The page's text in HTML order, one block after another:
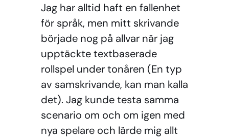
Jag har alltid haft en fallenhet
för språk, men mitt skrivande
började nog på allvar när jag
upptäckte textbaserade
rollspel under tonåren (En typ
av samskrivande, kan man kalla
det). Jag kunde testa samma
scenario om och om igen med
nya spelare och lärde mig allt